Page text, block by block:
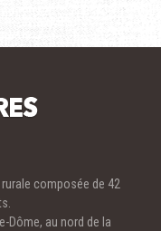
composée de 42
Dôme, au nord de la